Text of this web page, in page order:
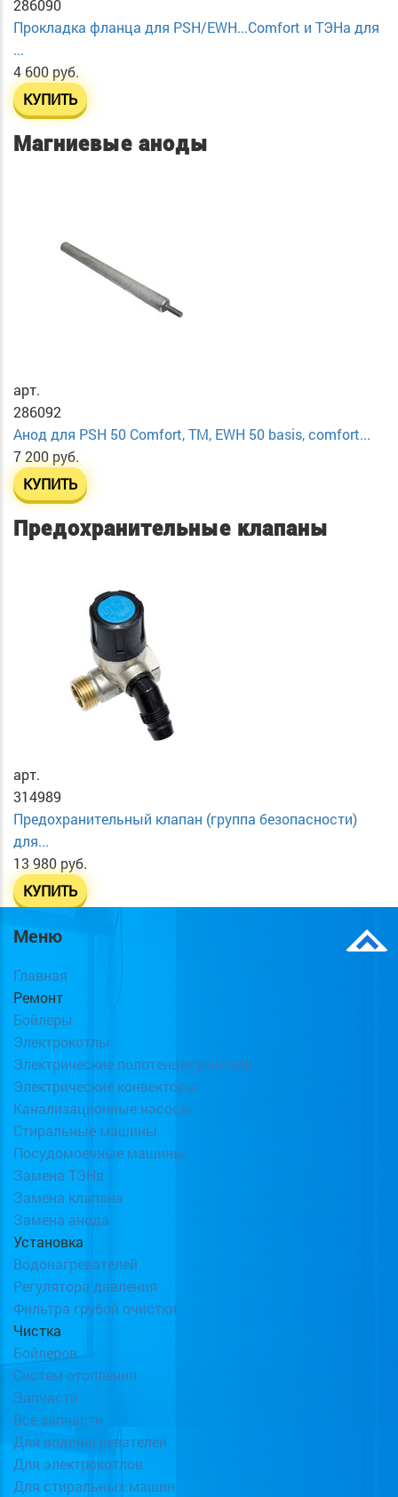
286090
Прокладка фланца для PSH/EWH...Comfort и ТЭНа для
...
4 600 руб.
КУПИТЬ
Магниевые аноды
арт.
286092
Анод для PSH 50 Comfort, TM, EWH 50 basis, comfort...
7 200 руб.
КУПИТЬ
Предохранительные клапаны
арт.
314989
Предохранительный клапан (группа безопасности)
для...
13 980 руб.
КУПИТЬ
Меню
Главная
Ремонт
Бойлеры
Электрокотлы
Электрические полотенцесушители
Электрические конвекторы
Канализационные насосы
Стиральные машины
Посудомоечные машины
Замена ТЭНа
Замена клапана
Замена анода
Установка
Водонагревателей
Регулятора давления
Фильтра грубой очистки
Чистка
Бойлеров
Систем отопления
Запчасти
Все запчасти
Для водонагревателей
Для электрокотлов
Для стиральных машин